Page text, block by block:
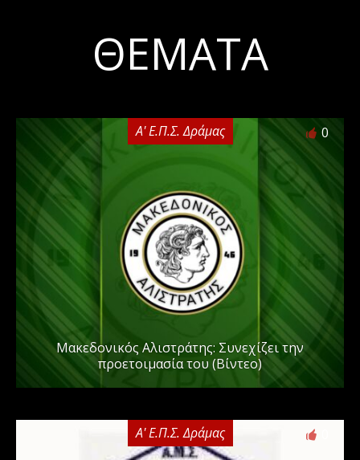
ΘΈΜΑΤΑ
Α' Ε.Π.Σ. Δράμας 0
Μακεδονικός Αλιστράτης: Συνεχίζει την
προετοιμασία του (Βίντεο)
Α' Ε.Π.Σ. Δράμας